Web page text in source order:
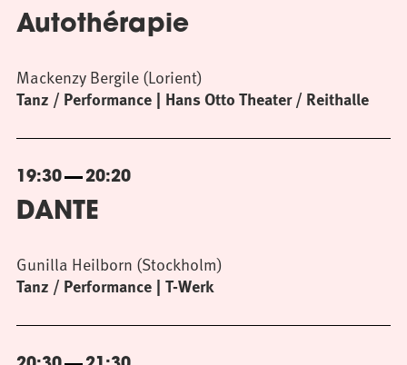
Autothérapie
Tanz / Performance Hans Otto Theater / Reithalle
Mackenzy Bergile (Lorient)
19:30 20:20
DANTE
Tanz / Performance T-Werk
Gunilla Heilborn (Stockholm)